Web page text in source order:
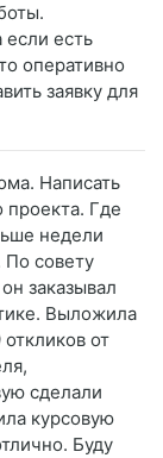
есть
оперативно
заявку для
Написать
Где
недели
По совету
заказывал
Выложила
от
сделали
курсовую
Буду